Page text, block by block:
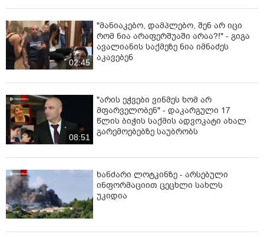
02:45
"მანიაკებო, დამპლებო, შენ არ იცი
რომ ნია არაფერშუაში არაა?!" - გიგა
ავალიანის საქმეზე ნია იმნაძეს
აკავებენ
08:51
"არის ეჭვები ვინმეს ხომ არ
მფარველობენ" - დაკარგული 17
წლის ბიჭის საქმის ადვოკატი ახალ
გარემოებებზე საუბრობს
ხანძარი ლოტკინზე - არსებული
ინფორმაციით ცეცხლი სახლს
უკიდია